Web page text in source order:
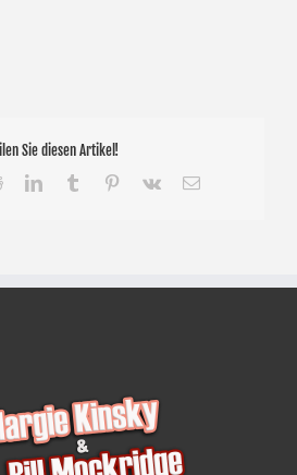
Sie diesen Artikel!
RedditLinkedInTumblr Pinterest
Vk
E-